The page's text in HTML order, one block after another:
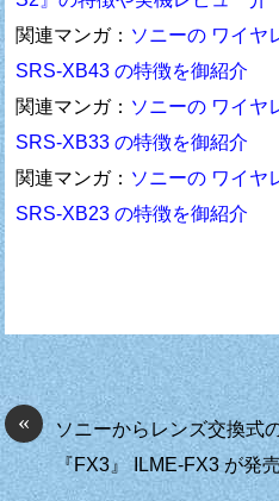
関連マンガ： ソニーの ワイヤ
SRS-XB43 の特徴を御紹介
関連マンガ： ソニーの ワイヤ
SRS-XB33 の特徴を御紹介
関連マンガ： ソニーの ワイヤ
SRS-XB23 の特徴を御紹介
«
ソニーからレンズ交換式
『FX3』 ILME-FX3 が発売